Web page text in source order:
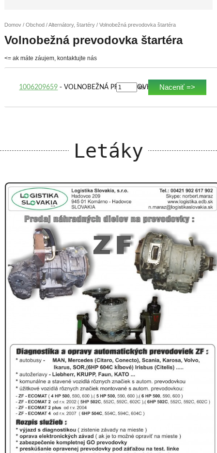
Domov/ Obchod/Alternátory, štartéry/ Volnobežná prevodovka štartéra
Volnobežná prevodovka štartéra
<= ak máte záujem, kontaktujte nás
1006209659 - VOLNOBEŽNÁ PREVODOVKA ŠTARTÉRA
ks Naceniť =>
Letáky